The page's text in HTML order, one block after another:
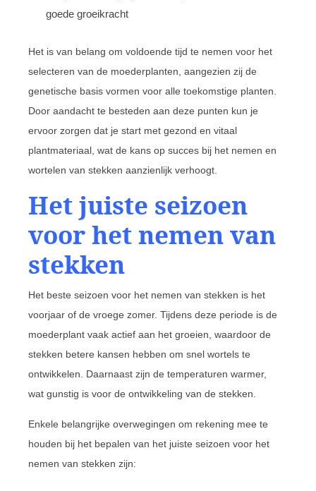
goede groeikracht
Het is van belang om voldoende tijd te nemen voor het
selecteren van de moederplanten, aangezien zij de
genetische basis vormen voor alle toekomstige planten.
Door aandacht te besteden aan deze punten kun je
ervoor zorgen dat je start met gezond en vitaal
plantmateriaal, wat de kans op succes bij het nemen en
wortelen van stekken aanzienlijk verhoogt.
Het juiste seizoen
voor het nemen van
stekken
Het beste seizoen voor het nemen van stekken is het
voorjaar of de vroege zomer. Tijdens deze periode is de
moederplant vaak actief aan het groeien, waardoor de
stekken betere kansen hebben om snel wortels te
ontwikkelen. Daarnaast zijn de temperaturen warmer,
wat gunstig is voor de ontwikkeling van de stekken.
Enkele belangrijke overwegingen om rekening mee te
houden bij het bepalen van het juiste seizoen voor het
nemen van stekken zijn: